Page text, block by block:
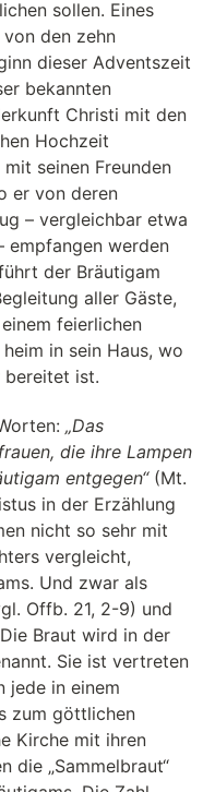
sollen. Eines
von den zehn
dieser Adventszeit
bekannten
Christi mit den
Hochzeit
seinen Freunden
er von deren
– vergleichbar etwa
empfangen werden
der Bräutigam
aller Gäste,
feierlichen
in sein Haus, wo
bereitet ist.
„Das
die ihre Lampen
entgegen“(Mt.
in der Erzählung
nicht so sehr mit
vergleicht,
Und zwar als
Offb. 21, 2-9) und
Braut wird in der
Sie ist vertreten
jede in einem
zum göttlichen
Kirche mit ihren
die „Sammelbraut“